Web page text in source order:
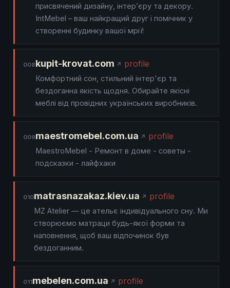
присвячений дизайну, інтер’єру та декору.
IntMebel – ваш найкращий друг і помічник у
створенні будинку вашої мрії!
008kupit-krovat.com profile
Комфортний сон, стильний інтер'єр та
бездоганна якість щодня. Обирайте якісні
меблі від провідних українських виробників.
009maestromebel.com.ua profile
MaestroMebel - Ремонт в доме - советы -
подсказки - лайфхаки
010matrasnazakaz.kiev.ua profile
MZ Atelier — це ательє індивідуального сну. Ми
створюємо матраци будь-якої форми та
наповнення, щоб ваш відпочинок був
бездоганним.
011mebelen.com.ua profile